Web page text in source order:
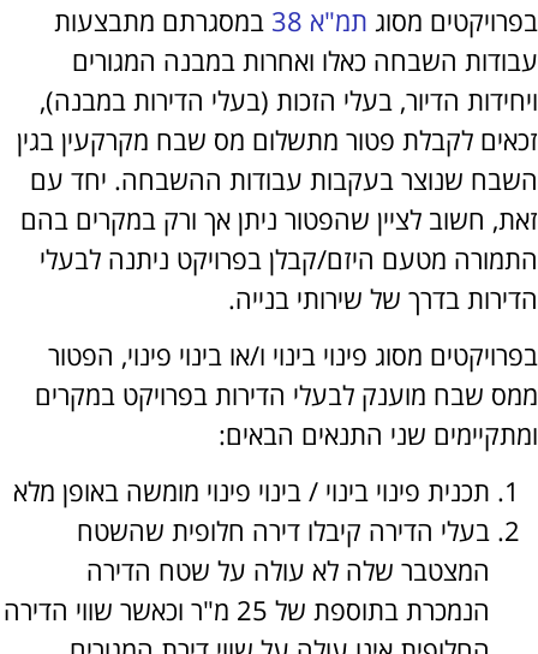
מסוגתמ"א 38
במסגרתם מתבצעות
השבחה כאלו ואחרות במבנה המגורים
הדיור, בעלי הזכות (בעלי הדירות במבנה),
לקבלת פטור מתשלום מס שבח מקרקעין בגין
שנוצר בעקבות עבודות ההשבחה. יחד עם
חשוב לציין שהפטור ניתן אך ורק במקרים בהם
מטעם היזם/קבלן בפרויקט ניתנה לבעלי
בדרך של שירותי בנייה.
מסוג פינוי בינוי ו/או בינוי פינוי, הפטור
שבח מוענק לבעלי הדירות בפרויקט במקרים
שני התנאים הבאים:
תכנית פינוי בינוי / בינוי פינוי מומשה באופן מלא
בעלי הדירה קיבלו דירה חלופית שהשטח
המצטבר שלה לא עולה על שטח הדירה
הנמכרת בתוספת של 25 מ"ר וכאשר שווי הדירה